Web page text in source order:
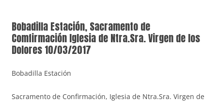
Bobadilla Estación, Sacramento de
Comfirmación Iglesia de Ntra.Sra. Virgen de los
Dolores 10/03/2017
Bobadilla Estación
Sacramento de Confirmación, Iglesia de Ntra.Sra. Virgen de